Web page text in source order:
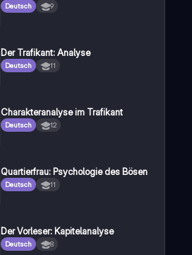
Deutsch 9
Der Trafikant: Analyse
Deutsch 11
Charakteranalyse im Trafikant
Deutsch 12
Quartierfrau: Psychologie des Bösen
Deutsch 11
Der Vorleser: Kapitelanalyse
Deutsch 8